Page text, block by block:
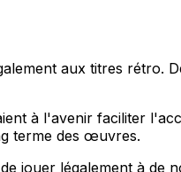
aux titres rétro.
à l'avenir faciliter
terme des œuvres.
jouer légalement à de